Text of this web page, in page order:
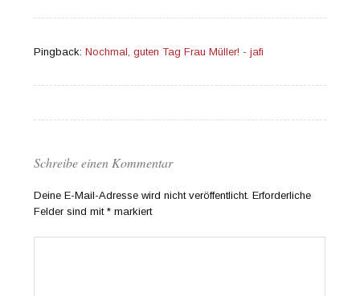
Pingback:Nochmal, guten Tag Frau Müller! - jafi
Schreibe einen Kommentar
Deine E-Mail-Adresse wird nicht veröffentlicht. Erforderliche
Felder sind mit* markiert